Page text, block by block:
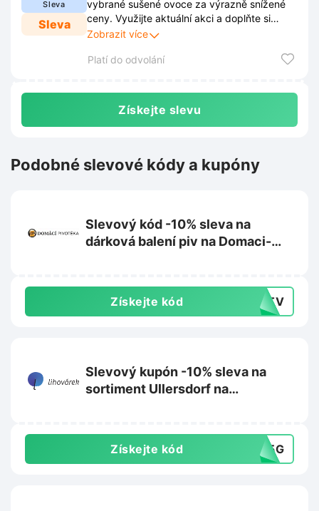
Sleva
Sleva
vybrané sušené ovoce za výrazně snížené
ceny. Využijte aktuální akci a doplňte si
zásoby zdravých pochoutek výhodně.
Zobrazit více
Platí do odvolání
Získejte slevu
Podobné slevové kódy a kupóny
Slevový kód -10% sleva na
dárková balení piv na Domaci-
Získejte kód FUTV
Slevový kupón -10% sleva na
sortiment Ullersdorf na
Získejte kód 535G